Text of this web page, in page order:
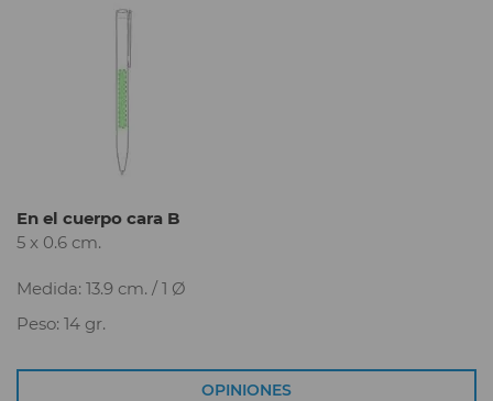
En el cuerpo cara B
5 x 0.6 cm.
Medida: 13.9 cm. / 1 Ø
Peso: 14 gr.
OPINIONES